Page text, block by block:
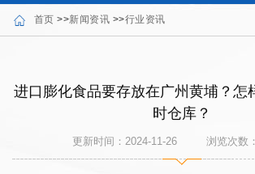
首页 >>新闻资讯 >>行业资讯
进口膨化食品要存放在广州黄埔？怎
时仓库？
更新时间：2024-11-26 浏览次数：